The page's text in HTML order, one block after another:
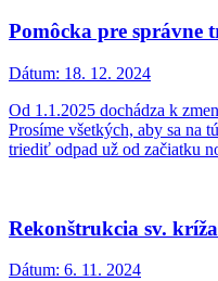
Pomôcka pre správne
Dátum: 18. 12. 2024
Od 1.1.2025 dochádza k
Prosíme všetkých, aby sa na
triediť odpad už od začiatku
Rekonštrukcia sv.
Dátum: 6. 11. 2024